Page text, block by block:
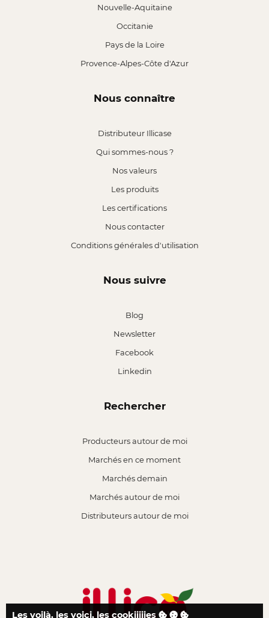
Nouvelle-Aquitaine
Occitanie
Pays de la Loire
Provence-Alpes-Côte d'Azur
Nous connaître
Distributeur Illicase
Qui sommes-nous ?
Nos valeurs
Les produits
Les certifications
Nous contacter
Conditions générales d'utilisation
Nous suivre
Blog
Newsletter
Facebook
Linkedin
Rechercher
Producteurs autour de moi
Marchés en ce moment
Marchés demain
Marchés autour de moi
Distributeurs autour de moi
Les voilà, les voici, les cookiiiiies